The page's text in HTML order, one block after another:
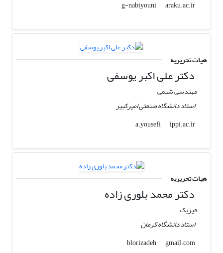
g-nabiyouni
araku.ac.ir
هیات تحریریه
دکتر علی اکبر یوسفی
مهندسی شیمی
استاد دانشگاه صنعتی امیرکبیر
a.yousefi
ippi.ac.ir
هیات تحریریه
دکتر محمد بلوری زاده
فیزیک
استاد دانشگاه کرمان
blorizadeh
gmail.com